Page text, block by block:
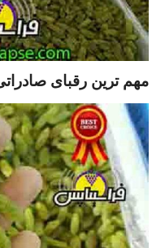
مهم ترین رقبای